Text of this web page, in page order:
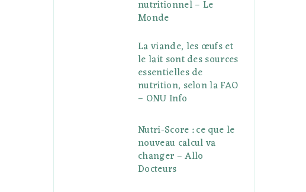
nutritionnel – Le
Monde
La viande, les œufs et
le lait sont des sources
essentielles de
nutrition, selon la FAO
– ONU Info
Nutri-Score : ce que le
nouveau calcul va
changer – Allo
Docteurs